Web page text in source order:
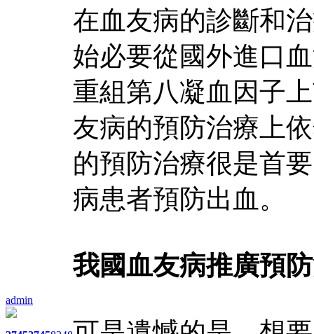
admin
在血友病的診斷和
始必要從國外進口
重組第八凝血因子
友病的預防治療上
的預防治療很是首
病患者預防出血。
我國血友病推廣預